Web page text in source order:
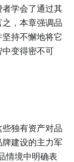
学会了通过其
，本章强调品
持不懈地将它
变得密不可
些独有资产对品
建设的主力军
情境中明确表